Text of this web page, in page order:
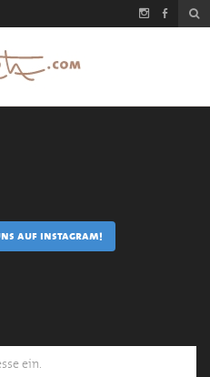
auf instagram!